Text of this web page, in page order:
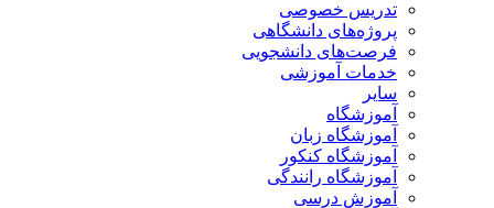
تدریس خصوصی
پروژه‌های دانشگاهی
فرصت‌های دانشجویی
خدمات آموزشی
سایر
آموزشگاه
آموزشگاه زبان
آموزشگاه کنکور
آموزشگاه رانندگی
آموزش درسی